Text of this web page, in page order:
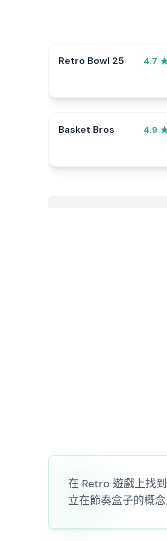
Retro Bowl 25 4.7
Basket Bros 4.9
在 Retro 遊戲上找
立在節奏盒子的概